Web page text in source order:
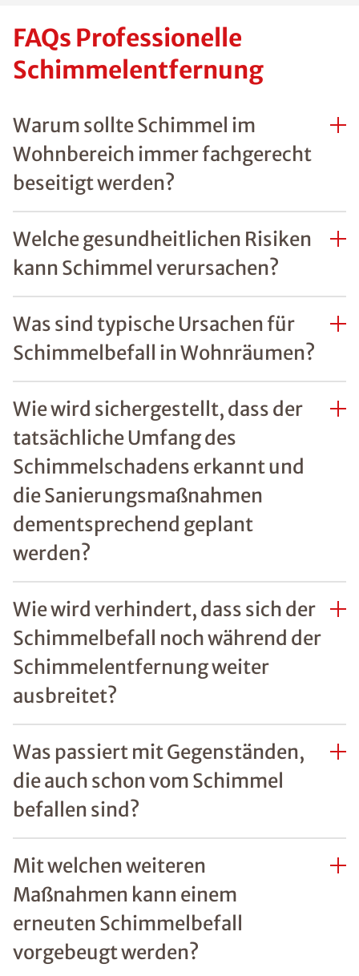
FAQs Professionelle
Schimmelentfernung
Warum sollte Schimmel im
Wohnbereich immer fachgerecht
beseitigt werden?
Welche gesundheitlichen Risiken
kann Schimmel verursachen?
Was sind typische Ursachen für
Schimmelbefall in Wohnräumen?
Wie wird sichergestellt, dass der
tatsächliche Umfang des
Schimmelschadens erkannt und
die Sanierungsmaßnahmen
dementsprechend geplant
werden?
Wie wird verhindert, dass sich der
Schimmelbefall noch während der
Schimmelentfernung weiter
ausbreitet?
Was passiert mit Gegenständen,
die auch schon vom Schimmel
befallen sind?
Mit welchen weiteren
Maßnahmen kann einem
erneuten Schimmelbefall
vorgebeugt werden?